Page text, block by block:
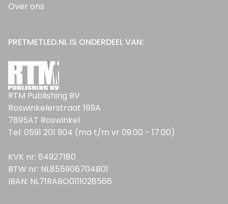
Over ons
PRETMETLED.NL IS ONDERDEEL VAN:
RTM Publishing BV
Roswinkelerstraat 169A
7895AT Roswinkel
Tel: 0591 201 904 (ma t/m vr 09:00 - 17:00)
KVK nr: 64927180
BTW nr: NL855906704B01
IBAN: NL71RABO0111028566